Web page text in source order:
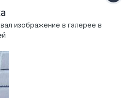
изображение в галерее в